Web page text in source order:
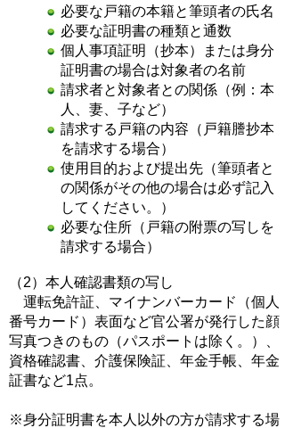
必要な戸籍の本籍と筆頭者の氏名
必要な証明書の種類と通数
個人事項証明（抄本）または身分
証明書の場合は対象者の名前
請求者と対象者との関係（例：本
人、妻、子など）
請求する戸籍の内容（戸籍謄抄本
を請求する場合）
使用目的および提出先（筆頭者と
の関係がその他の場合は必ず記入
してください。）
必要な住所（戸籍の附票の写しを
請求する場合）
（2）本人確認書類の写し
運転免許証、マイナンバーカード（個人
番号カード）表面など官公署が発行した顔
写真つきのもの（パスポートは除く。）、
資格確認書 、介護保険証、年金手帳、年金
証書など1点。
※身分証明書を本人以外の方が請求する場